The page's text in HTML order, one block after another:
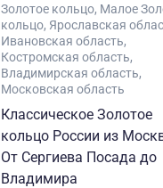
Золотое кольцо Малое
кольцо Ярославская
Ивановская область
Костромская область
Владимирская область
Московская область
Классическое Золотое
кольцо России из
От Сергиева Посада до
Владимира